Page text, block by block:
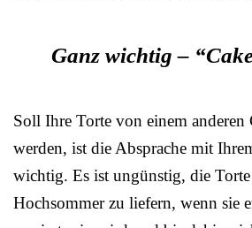
Ganz wichtig –
Soll Ihre Torte von einem anderen
werden, ist die Absprache mit
wichtig. Es ist ungünstig, die
Hochsommer zu liefern, wenn sie